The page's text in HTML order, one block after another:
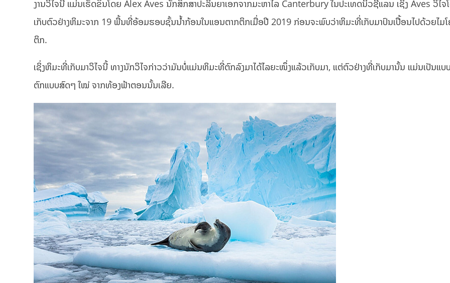
ງານວິໄຈນີ້ ແມ່ນເຮັດຂຶ້ນໂດຍ Alex Aves ນັກສຶກສາປະລິນຍາເອກຈາກມະຫາໄລ Canterbury ໃນປະເທດນິວຊີແລນ ເຊິ່ງ Aves ວິໄຈ
ເກັບຕົວຢ່າງຫິມະຈາກ 19 ພື້ນທີ່ອ້ອມຮອບຊັ້ນນໍ້າກ້ອນໃນແອນຕາກຕິກເມື່ອປີ 2019 ກ່ອນຈະພົບວ່າຫິມະທີ່ເກັບມາປົນເປື້ອນໄປດ້ວຍໄມ
ຕິກ.
ເຊິ່ງຫິມະທີ່ເກັບມາວິໄຈນີ້ ທາງນັກວິໄຈກ່າວວ່າມັນບໍ່ແມ່ນຫິມະທີ່ຕົກລົງມາໄດ້ໄລຍະໜຶ່ງແລ້ວເກັບມາ, ແຕ່ຕົວຢ່າງທີ່ເກັບມານັ້ນ ແມ່ນເປັນແ
ຕົກແບບສົດໆ ໃໝ່ ຈາກທ້ອງຟ້າຕອນນັ້ນເລີຍ.